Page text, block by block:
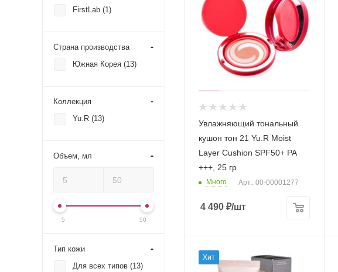
Увлажняющий тональный
кушон тон 21 Yu.R Moist
Layer Cushion SPF50+ PA
+++, 25 гр
Много Арт.: 00-00001277
4 490 ₽/шт
Хит
FirstLab (1)
Страна производства
Южная Корея (13)
Коллекция
Yu.R (13)
Объем, мл
5 50
Тип кожи
Для всех типов (13)